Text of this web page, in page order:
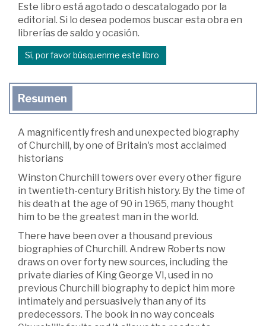
Este libro está agotado o descatalogado por la
editorial. Si lo desea podemos buscar esta obra en
librerías de saldo y ocasión.
Sí, por favor búsquenme este libro
Resumen
A magnificently fresh and unexpected biography
of Churchill, by one of Britain's most acclaimed
historians
Winston Churchill towers over every other figure
in twentieth-century British history. By the time of
his death at the age of 90 in 1965, many thought
him to be the greatest man in the world.
There have been over a thousand previous
biographies of Churchill. Andrew Roberts now
draws on over forty new sources, including the
private diaries of King George VI, used in no
previous Churchill biography to depict him more
intimately and persuasively than any of its
predecessors. The book in no way conceals